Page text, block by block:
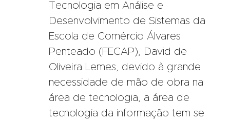
Tecnologia em Análise e
Desenvolvimento de Sistemas da
Escola de Comércio Álvares
Penteado (FECAP), David de
Oliveira Lemes, devido à grande
necessidade de mão de obra na
área de tecnologia, a área de
tecnologia da informação tem se